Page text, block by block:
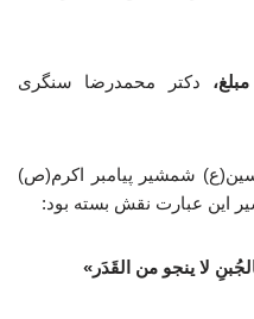
دکتر محمدرضا سنگری
شمشیر پیامبر اکرم(ص)
این عبارت نقش بسته بود:
لا ینجو من القَدَر»